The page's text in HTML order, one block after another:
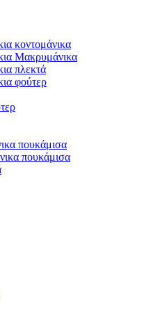
κοντομάνικα
Μακρυμάνικα
πλεκτά
φούτερ
πουκάμισα
πουκάμισα